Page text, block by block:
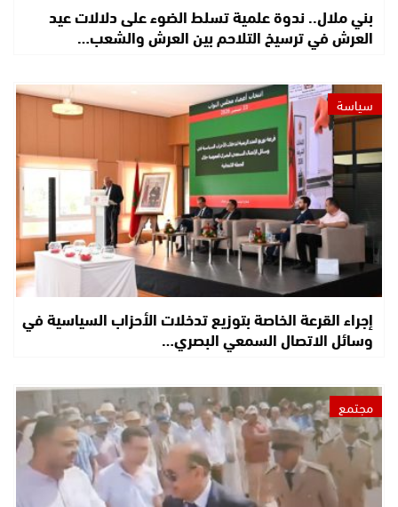
بني ملال.. ندوة علمية تسلط الضوء على دلالات عيد
العرش في ترسيخ التلاحم بين العرش والشعب…
سياسة
إجراء القرعة الخاصة بتوزيع تدخلات الأحزاب السياسية في
وسائل الاتصال السمعي البصري…
مجتمع